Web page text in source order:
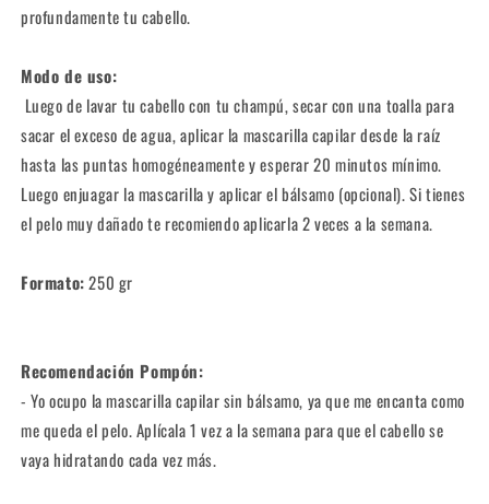
profundamente tu cabello.
Modo de uso:
Luego de lavar tu cabello con tu champú, secar con una toalla para
sacar el exceso de agua, aplicar la mascarilla capilar desde la raíz
hasta las puntas homogéneamente y esperar 20 minutos mínimo.
Luego enjuagar la mascarilla y aplicar el bálsamo (opcional). Si tienes
el pelo muy dañado te recomiendo aplicarla 2 veces a la semana.
Formato:250 gr
Recomendación Pompón:
- Yo ocupo la mascarilla capilar sin bálsamo, ya que me encanta como
me queda el pelo. Aplícala 1 vez a la semana para que el cabello se
vaya hidratando cada vez más.